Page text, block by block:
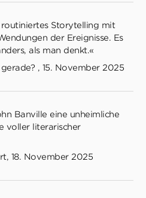
Storytelling mit
der Ereignisse. Es
als man denkt.«
, 15. November 2025
Banville eine unheimliche
voller literarischer
18. November 2025